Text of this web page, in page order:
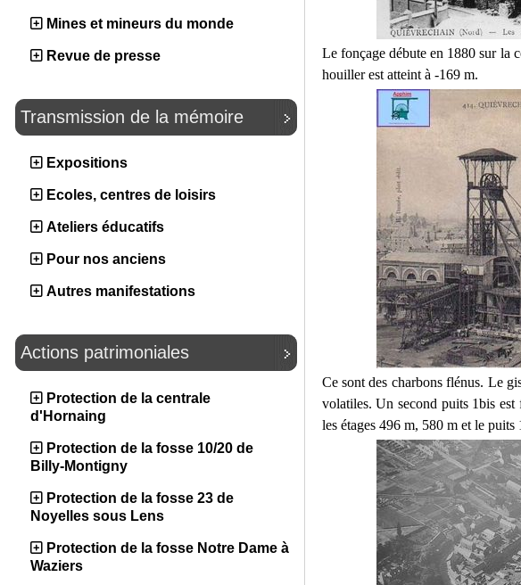
Mines et mineurs du monde
Revue de presse
Transmission de la mémoire
Expositions
Ecoles, centres de loisirs
Ateliers éducatifs
Pour nos anciens
Autres manifestations
Actions patrimoniales
Protection de la centrale
d'Hornaing
Protection de la fosse 10/20 de
Billy-Montigny
Protection de la fosse 23 de
Noyelles sous Lens
Protection de la fosse Notre Dame à
Waziers
Le fonçage débute en 1880 sur la
houiller est atteint à -169 m.
Ce sont des charbons flénus. Le
volatiles. Un second puits 1bis
les étages 496 m, 580 m et le puits